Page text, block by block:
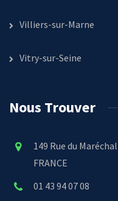
Villiers-sur-Marne
Vitry-sur-Seine
Nous Trouver
149 Rue du
FRANCE
01 43 94 07 08